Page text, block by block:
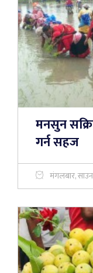
मनसुन
गर्न सहज
मंगलबार,